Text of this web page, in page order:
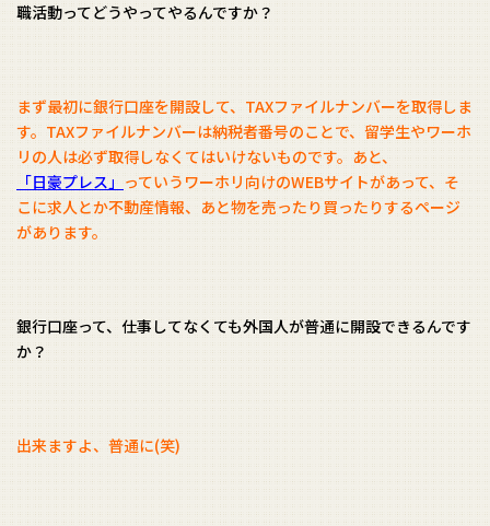
職活動ってどうやってやるんですか？
まず最初に銀行口座を開設して、TAXファイルナンバーを取得しま
す。TAXファイルナンバーは納税者番号のことで、留学生やワーホ
リの人は必ず取得しなくてはいけないものです。あと、
「日豪プレス」 っていうワーホリ向けのWEBサイトがあって、そ
こに求人とか不動産情報、あと物を売ったり買ったりするページ
があります。
銀行口座って、仕事してなくても外国人が普通に開設できるんです
か？
出来ますよ、普通に(笑)